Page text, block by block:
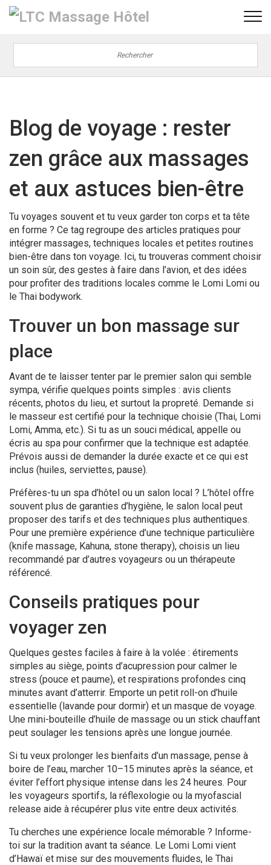
Blog de voyage : rester
zen grâce aux massages
et aux astuces bien-être
Tu voyages souvent et tu veux garder ton corps et ta tête
en forme ? Ce tag regroupe des articles pratiques pour
intégrer massages, techniques locales et petites routines
bien-être dans ton voyage. Ici, tu trouveras comment choisir
un soin sûr, des gestes à faire dans l’avion, et des idées
pour profiter des traditions locales comme le Lomi Lomi ou
le Thai bodywork.
Trouver un bon massage sur
place
Avant de te laisser tenter par le premier salon qui semble
sympa, vérifie quelques points simples : avis clients
récents, photos du lieu, et surtout la propreté. Demande si
le masseur est certifié pour la technique choisie (Thai, Lomi
Lomi, Amma, etc.). Si tu as un souci médical, appelle ou
écris au spa pour confirmer que la technique est adaptée.
Prévois aussi de demander la durée exacte et ce qui est
inclus (huiles, serviettes, pause).
Préfères-tu un spa d’hôtel ou un salon local ? L’hôtel offre
souvent plus de garanties d’hygiène, le salon local peut
proposer des tarifs et des techniques plus authentiques.
Pour une première expérience d’une technique particulière
(knife massage, Kahuna, stone therapy), choisis un lieu
recommandé par d’autres voyageurs ou un thérapeute
référencé.
Conseils pratiques pour
voyager zen
Quelques gestes faciles à faire à la volée : étirements
simples au siège, points d’acupression pour calmer le
stress (pouce et paume), et respirations profondes cinq
minutes avant d’atterrir. Emporte un petit roll-on d’huile
essentielle (lavande pour dormir) et un masque de voyage.
Une mini-bouteille d’huile de massage ou un stick chauffant
peut soulager les tensions après une longue journée.
Si tu veux prolonger les bienfaits d’un massage, pense à
boire de l’eau, marcher 10–15 minutes après la séance, et
éviter l’effort physique intense dans les 24 heures. Pour
les voyageurs sportifs, la réflexologie ou la myofascial
release aide à récupérer plus vite entre deux activités.
Tu cherches une expérience locale mémorable ? Informe-
toi sur la tradition avant ta séance. Le Lomi Lomi vient
d’Hawaï et mise sur des mouvements fluides, le Thai